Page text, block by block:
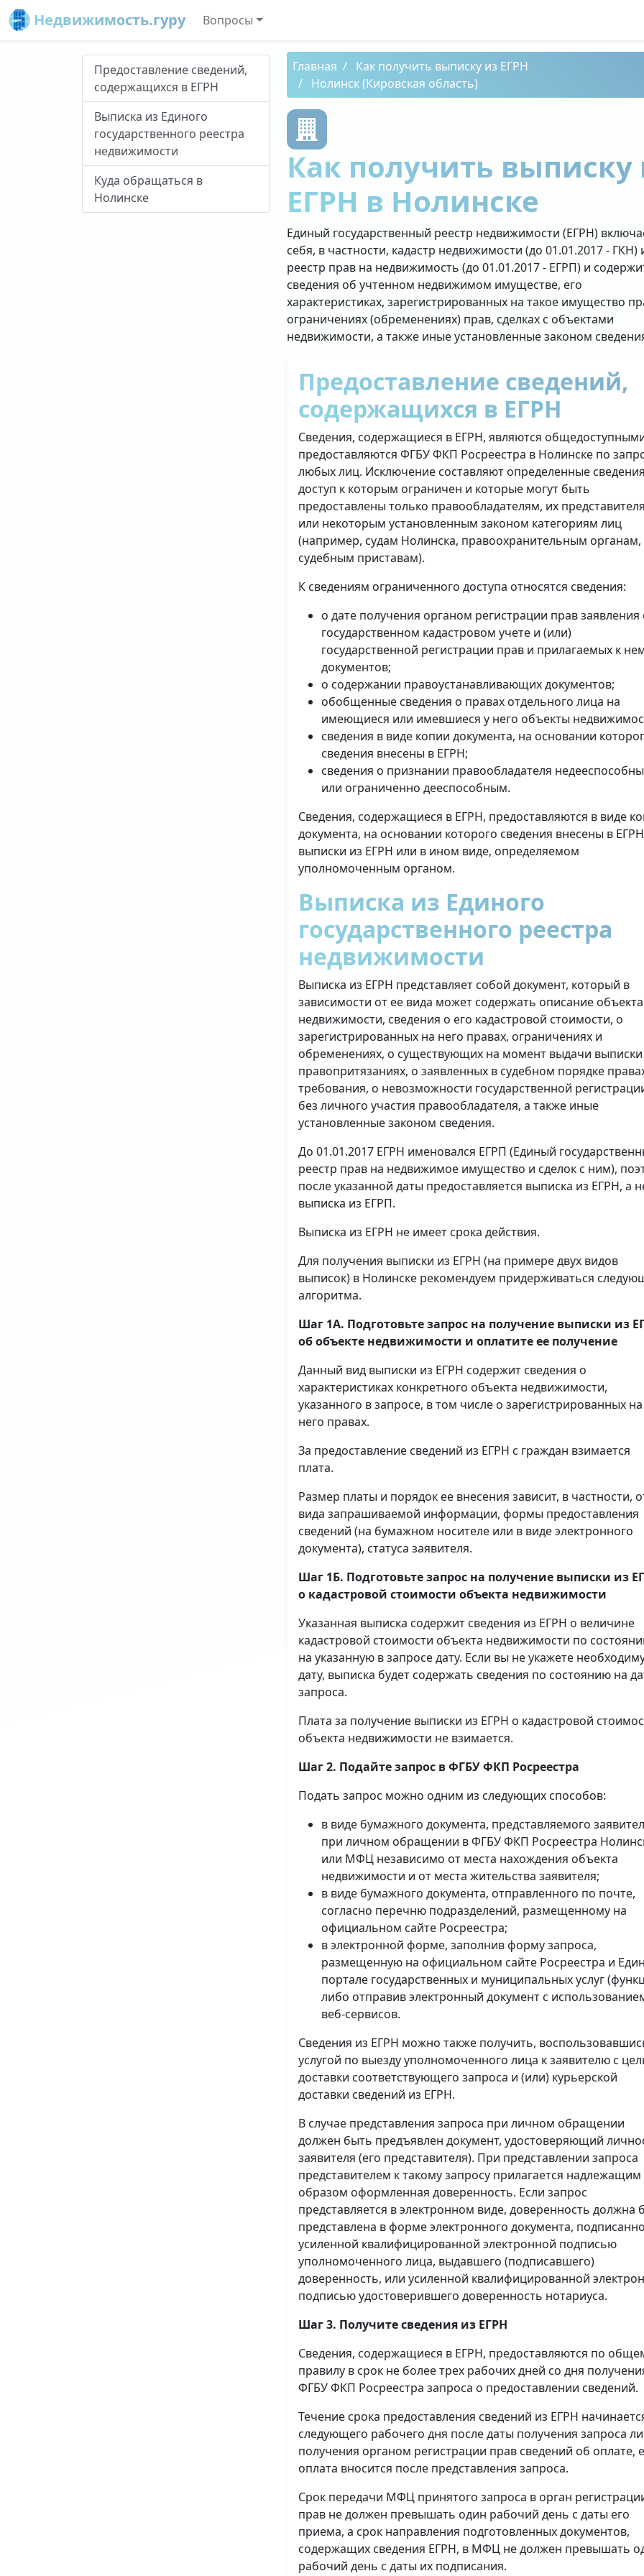
Недвижимость.гуру Вопросы
Предоставление сведений,
содержащихся в ЕГРН
Выписка из Единого
государственного реестра
недвижимости
Куда обращаться в
Нолинске
Главная
Как получить выписку из ЕГРН
Нолинск (Кировская область)
Как получить выписку
ЕГРН в Нолинске
Единый государственный реестр недвижимости (ЕГРН)
себя, в частности, кадастр недвижимости (до 01.01.2017 - ГКН)
реестр прав на недвижимость (до 01.01.2017 - ЕГРП) и
сведения об учтенном недвижимом имуществе, его
характеристиках, зарегистрированных на такое имущество
ограничениях (обременениях) прав, сделках с объектами
недвижимости, а также иные установленные законом
Предоставление сведений,
содержащихся в ЕГРН
Сведения, содержащиеся в ЕГРН, являются
предоставляются ФГБУ ФКП Росреестра в Нолинске по
любых лиц. Исключение составляют определенные
доступ к которым ограничен и которые могут быть
предоставлены только правообладателям, их
или некоторым установленным законом категориям лиц
(например, судам Нолинска, правоохранительным органам,
судебным приставам).
К сведениям ограниченного доступа относятся сведения:
о дате получения органом регистрации прав заявления
государственном кадастровом учете и (или)
государственной регистрации прав и прилагаемых к
документов;
о содержании правоустанавливающих документов;
обобщенные сведения о правах отдельного лица на
имеющиеся или имевшиеся у него объекты
сведения в виде копии документа, на основании
сведения внесены в ЕГРН;
сведения о признании правообладателя
или ограниченно дееспособным.
Сведения, содержащиеся в ЕГРН, предоставляются в виде
документа, на основании которого сведения внесены в
выписки из ЕГРН или в ином виде, определяемом
уполномоченным органом.
Выписка из Единого
государственного реестра
недвижимости
Выписка из ЕГРН представляет собой документ, который в
зависимости от ее вида может содержать описание объекта
недвижимости, сведения о его кадастровой стоимости, о
зарегистрированных на него правах, ограничениях и
обременениях, о существующих на момент выдачи выписки
правопритязаниях, о заявленных в судебном порядке
требования, о невозможности государственной
без личного участия правообладателя, а также иные
установленные законом сведения.
До 01.01.2017 ЕГРН именовался ЕГРП (Единый
реестр прав на недвижимое имущество и сделок с ним),
после указанной даты предоставляется выписка из ЕГРН, а
выписка из ЕГРП.
Выписка из ЕГРН не имеет срока действия.
Для получения выписки из ЕГРН (на примере двух видов
выписок) в Нолинске рекомендуем придерживаться
алгоритма.
Шаг 1А. Подготовьте запрос на получение выписки из
об объекте недвижимости и оплатите ее получение
Данный вид выписки из ЕГРН содержит сведения о
характеристиках конкретного объекта недвижимости,
указанного в запросе, в том числе о зарегистрированных на
него правах.
За предоставление сведений из ЕГРН с граждан взимается
плата.
Размер платы и порядок ее внесения зависит, в частности,
вида запрашиваемой информации, формы предоставления
сведений (на бумажном носителе или в виде электронного
документа), статуса заявителя.
Шаг 1Б. Подготовьте запрос на получение выписки из
о кадастровой стоимости объекта недвижимости
Указанная выписка содержит сведения из ЕГРН о величине
кадастровой стоимости объекта недвижимости по
на указанную в запросе дату. Если вы не укажете
дату, выписка будет содержать сведения по состоянию на
запроса.
Плата за получение выписки из ЕГРН о кадастровой
объекта недвижимости не взимается.
Шаг 2. Подайте запрос в ФГБУ ФКП Росреестра
Подать запрос можно одним из следующих способов:
в виде бумажного документа, представляемого
при личном обращении в ФГБУ ФКП Росреестра
или МФЦ независимо от места нахождения объекта
недвижимости и от места жительства заявителя;
в виде бумажного документа, отправленного по почте,
согласно перечню подразделений, размещенному на
официальном сайте Росреестра;
в электронной форме, заполнив форму запроса,
размещенную на официальном сайте Росреестра и
портале государственных и муниципальных услуг
либо отправив электронный документ с
веб-сервисов.
Сведения из ЕГРН можно также получить,
услугой по выезду уполномоченного лица к заявителю с
доставки соответствующего запроса и (или) курьерской
доставки сведений из ЕГРН.
В случае представления запроса при личном обращении
должен быть предъявлен документ, удостоверяющий
заявителя (его представителя). При представлении запроса
представителем к такому запросу прилагается надлежащим
образом оформленная доверенность. Если запрос
представляется в электронном виде, доверенность должна
представлена в форме электронного документа,
усиленной квалифицированной электронной подписью
уполномоченного лица, выдавшего (подписавшего)
доверенность, или усиленной квалифицированной
подписью удостоверившего доверенность нотариуса.
Шаг 3. Получите сведения из ЕГРН
Сведения, содержащиеся в ЕГРН, предоставляются по
правилу в срок не более трех рабочих дней со дня
ФГБУ ФКП Росреестра запроса о предоставлении сведений.
Течение срока предоставления сведений из ЕГРН
следующего рабочего дня после даты получения запроса
получения органом регистрации прав сведений об оплате,
оплата вносится после представления запроса.
Срок передачи МФЦ принятого запроса в орган
прав не должен превышать один рабочий день с даты его
приема, а срок направления подготовленных документов,
содержащих сведения ЕГРН, в МФЦ не должен превышать
рабочий день с даты их подписания.